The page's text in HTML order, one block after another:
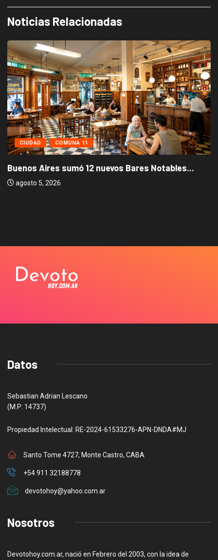
Noticias Relacionadas
CIUDAD COMUNA 11
Buenos Aires sumó 12 nuevos Bares Notables...
agosto 5, 2026
Datos
Sebastian Adrian Lescano
(M.P: 14737)
Propiedad Intelectual: RE-2024-61533276-APN-DNDA#MJ
Santo Tome 4727, Monte Castro, CABA
+54 911 32188778
devotohoy@yahoo.com.ar
Nosotros
Devotohoy.com.ar, nació en Febrero del 2003, con la idea de